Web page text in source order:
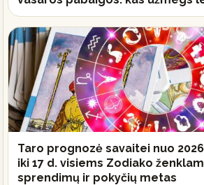
Taro prognozė savaitei nuo
iki 17 d. visiems Zodiako
sprendimų ir pokyčių metas